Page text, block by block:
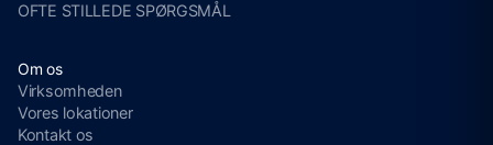
OFTE STILLEDE SPØRGSMÅL
Om os
Virksomheden
Vores lokationer
Kontakt os